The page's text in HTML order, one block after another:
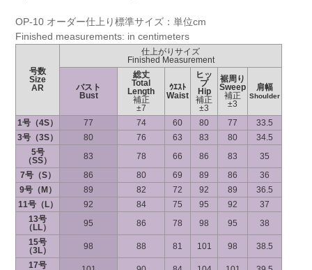
OP-10 オーダー仕上り標準サイズ：単位cm
Finished measurements: in centimeters
号数
Size
AR
仕上がりサイズ
Finished Measurement
バスト
Bust
総丈
Total
Length
補正
±7
ｳｴｽﾄ
Waist
ヒッ
プ
Hip
補正
±3
裾周り
Sweep
補正
±3
肩幅
Shoulder
1号（4S） 77 74 60 80 77
33.5
3号（3S）
80 76 63 83 80
34.5
5号
（SS）
83 78 66 86 83
35
7号（S）
86 80 69 89 86
36
9号（M）
89 82 72 92 89
36.5
11号（L）
92 84 75 95 92
37
13号
（LL）
95 86 78 98 95
38
15号
（3L）
98 88 81 101 98
38.5
17号